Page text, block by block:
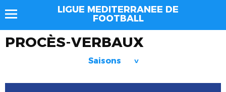
LIGUE MEDITERRANEE DE
FOOTBALL
PROCÈS-VERBAUX
Saisons >